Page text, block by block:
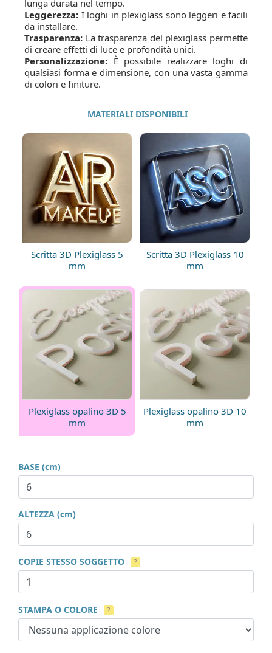
lunga durata nel tempo.
Leggerezza: I loghi in plexiglass sono leggeri e facili
da installare.
Trasparenza: La trasparenza del plexiglass permette
di creare effetti di luce e profondità unici.
Personalizzazione: È possibile realizzare loghi di
qualsiasi forma e dimensione, con una vasta gamma
di colori e finiture.
MATERIALI DISPONIBILI
Scritta 3D Plexiglass 5
mm
Scritta 3D Plexiglass 10
mm
Plexiglass opalino 3D 5
mm
Plexiglass opalino 3D 10
mm
BASE (cm)
ALTEZZA (cm)
COPIE STESSO SOGGETTO ?
STAMPA O COLORE ?